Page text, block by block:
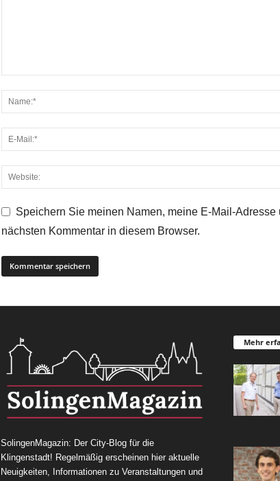
Speichern Sie meinen Namen, meine E-Mail-Adresse
nächsten Kommentar in diesem Browser.
SolingenMagazin: Der City-Blog für die
Klingenstadt! Regelmäßig erscheinen hier aktuelle
Neuigkeiten, Informationen zu Veranstaltungen und
Mehr